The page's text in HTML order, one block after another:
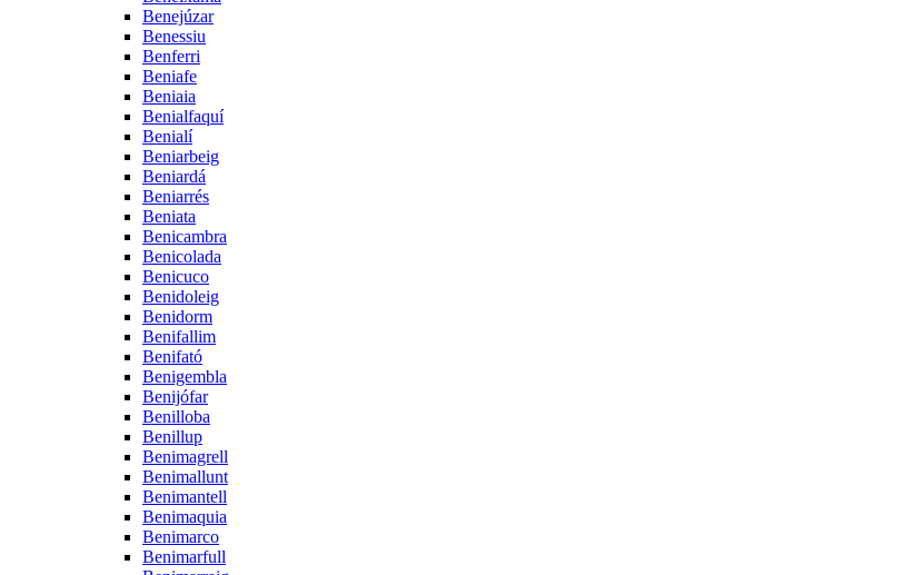
Benejúzar
Benessiu
Benferri
Beniafe
Beniaia
Benialfaquí
Benialí
Beniarbeig
Beniardá
Beniarrés
Beniata
Benicambra
Benicolada
Benicuco
Benidoleig
Benidorm
Benifallim
Benifató
Benigembla
Benijófar
Benilloba
Benillup
Benimagrell
Benimallunt
Benimantell
Benimaquia
Benimarco
Benimarfull